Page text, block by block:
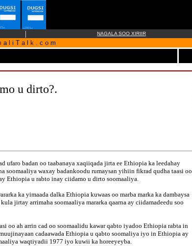
| NAGALA SOO XIRIIR
a l i T a l k . c o m
u dirto?.
ufaro badan oo taabanaya xaqiiqada jirta ee Ethiopia ka leedahay
soomaaliya waxay badankoodu rumaysan yihiin fikrad qudha taasi oo
Ethiopia u rabto inay ciidamo u dirto soomaaliya.
ka yimaada dalka Ethiopia kuwaas oo marba marka ka dambaysa
jirtay arrimaha soomaaliya mararka qaarna ay ciidamadeedu soo
oo ah arrin cad oo soomaalidu kawar qabto iyadoo Ethiopia rabta in
cadaawada Ethiopia u qabto soomaliya iyo in Ethiopia ay
waqtiyadii 1977 iyo kuwii ka horeeyeyba.